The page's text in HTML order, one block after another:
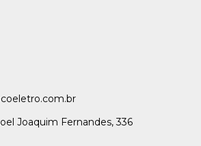
Joaquim Fernandes, 336